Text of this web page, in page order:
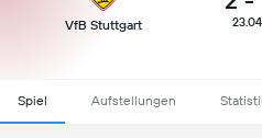
VfB Stuttgart 23.04
Spiel Aufstellungen